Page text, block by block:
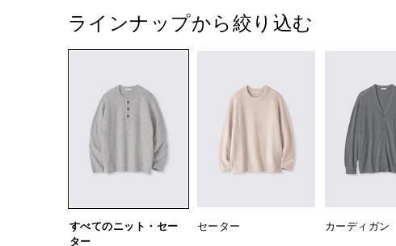
ラインナップから絞り込む
すべてのニット・セー
ター
セーター カーディガン